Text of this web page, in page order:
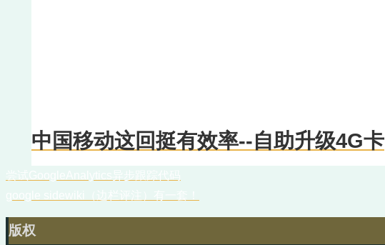
中国移动这回挺有效率--自助升级4G卡
版权